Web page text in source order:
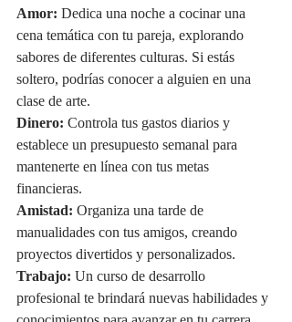
Amor: Dedica una noche a cocinar una
cena temática con tu pareja, explorando
sabores de diferentes culturas. Si estás
soltero, podrías conocer a alguien en una
clase de arte.
Dinero: Controla tus gastos diarios y
establece un presupuesto semanal para
mantenerte en línea con tus metas
financieras.
Amistad: Organiza una tarde de
manualidades con tus amigos, creando
proyectos divertidos y personalizados.
Trabajo: Un curso de desarrollo
profesional te brindará nuevas habilidades y